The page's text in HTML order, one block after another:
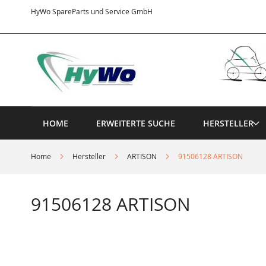
HyWo SpareParts und Service GmbH
Inhalt
HOME ERWEITERTE SUCHE HERSTELLER
Home Hersteller ARTISON 91506128 ARTISON
91506128 ARTISON